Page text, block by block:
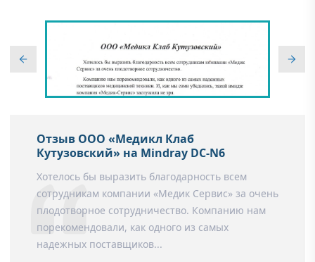
Отзыв ООО «Медикл Клаб
Кутузовский» на Mindray DC-N6
Хотелось бы выразить благодарность всем
сотрудникам компании «Медик Сервис» за очень
плодотворное сотрудничество. Компанию нам
порекомендовали, как одного из самых
надежных поставщиков...